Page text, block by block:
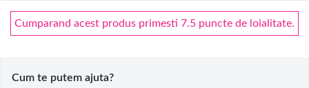
Cumparand acest produs primesti 7.5 puncte de loialitate.
Cum te putem ajuta?